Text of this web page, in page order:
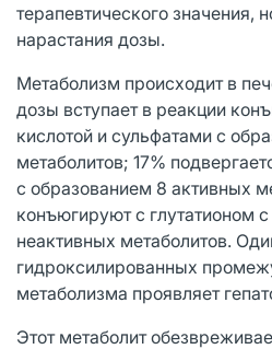
терапевтического значения,
нарастания дозы.
Метаболизм происходит в
дозы вступает в реакции
кислотой и сульфатами с
метаболитов; 17%
с образованием 8 активных
конъюгируют с глутатионом
неактивных метаболитов.
гидроксилированных
метаболизма проявляет
Этот метаболит